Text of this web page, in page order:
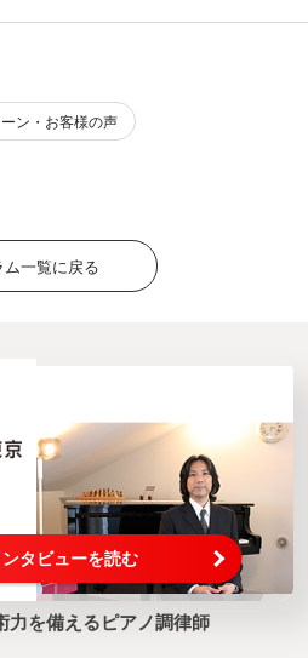
ン・お客様の声
ム一覧に戻る
タビューを読む
力を備えるピアノ調律師